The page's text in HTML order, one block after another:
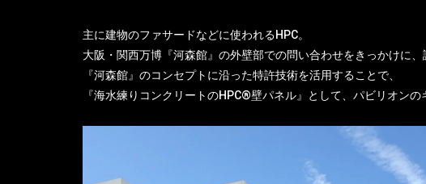
主に建物のファサードなどに使われるHPC。
大阪・関西万博『河森館』の外壁部での問い合わせをきっかけに
『河森館』のコンセプトに沿った特許技術を活用することで、
『海水練りコンクリートのHPC®壁パネル』として、パビリオン